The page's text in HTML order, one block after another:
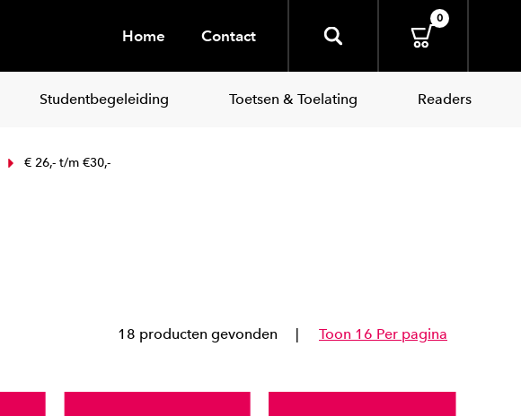
Home Contact
0
Studentbegeleiding Toetsen & Toelating Readers
€ 26,- t/m €30,-
18 producten gevonden Toon 16 Per pagina